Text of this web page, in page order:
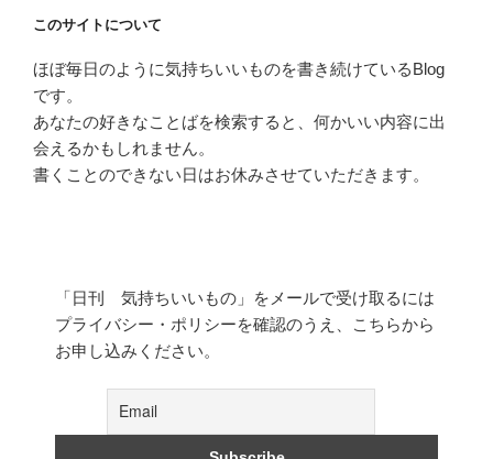
このサイトについて
ほぼ毎日のように気持ちいいものを書き続けているBlog
です。
あなたの好きなことばを検索すると、何かいい内容に出
会えるかもしれません。
書くことのできない日はお休みさせていただきます。
「日刊 気持ちいいもの」をメールで受け取るには
プライバシー・ポリシーを確認のうえ、こちらから
お申し込みください。